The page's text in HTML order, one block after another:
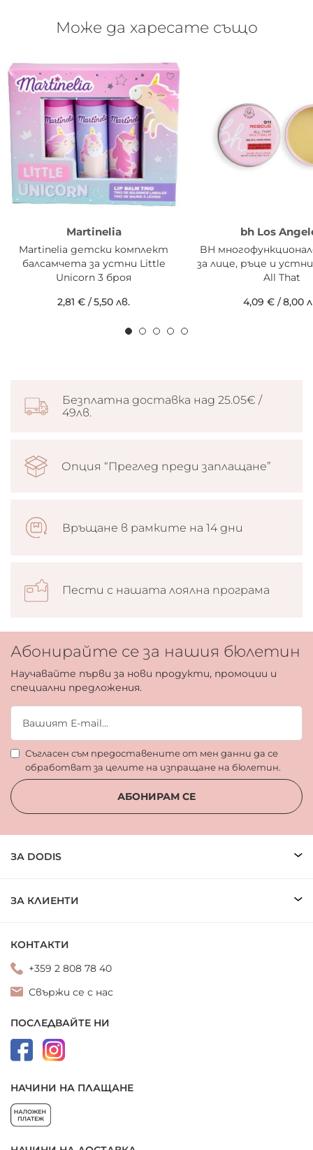
Може да харесате също
Martinelia
Martinelia детски комплект
балсамчета за устни Little
Unicorn 3 броя
2,81 € /5,50 лв.
bh Los
BH
за лице, ръце и устни
All That
4,09 €/8,00
Безплатна доставка над 25.05€ /
49лв.
Опция “Преглед преди заплащане”
Връщане в рамките на 14 дни
Пести с нашата лоялна програма
Абонирайте се за нашия бюлетин
Научавайте първи за нови продукти, промоции и
специални предложения.
Съгласен съм предоставените от мен данни да се
обработват за целите на изпращане на бюлетин.
АБОНИРАМ СЕ
ЗА DODIS
ЗА КЛИЕНТИ
КОНТАКТИ
+359 2 808 78 40
Свържи се с нас
ПОСЛЕДВАЙТЕ НИ
НАЧИНИ НА ПЛАЩАНЕ